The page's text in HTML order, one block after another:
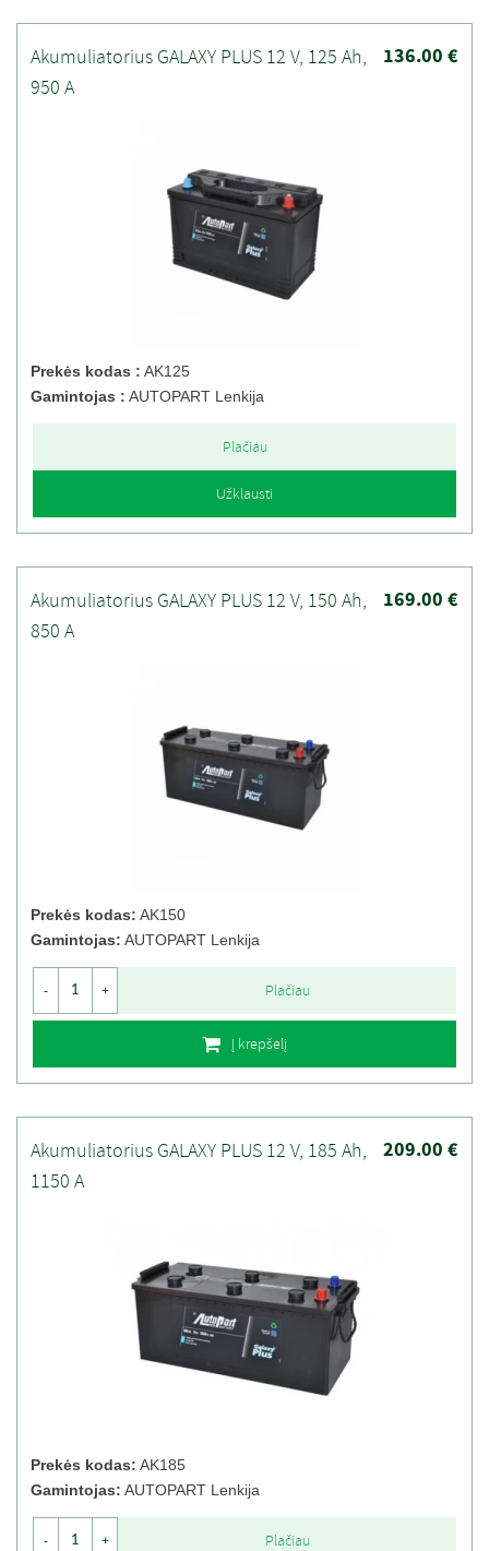
136.00 €
Akumuliatorius GALAXY PLUS 12 V, 125 Ah,
950 A
Prekės kodas : AK125
Gamintojas : AUTOPART Lenkija
Plačiau
Užklausti
169.00 €
Akumuliatorius GALAXY PLUS 12 V, 150 Ah,
850 A
Prekės kodas: AK150
Gamintojas: AUTOPART Lenkija
- + Plačiau
Į krepšelį
209.00 €
Akumuliatorius GALAXY PLUS 12 V, 185 Ah,
1150 A
Prekės kodas: AK185
Gamintojas: AUTOPART Lenkija
- + Plačiau